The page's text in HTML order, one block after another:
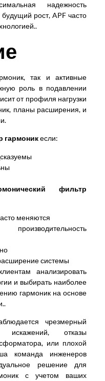
надежность
рост, APF часто
так и активные
роль в подавлении
от профиля нагрузки
планы расширения, и
гармоникесли:
фильтр
меняются
системы
анализировать
и выбирать наиболее
гармоник на основе
чрезмерный
искажений, отказы
или плохой
команда инженеров
решение для
с учетом ваших